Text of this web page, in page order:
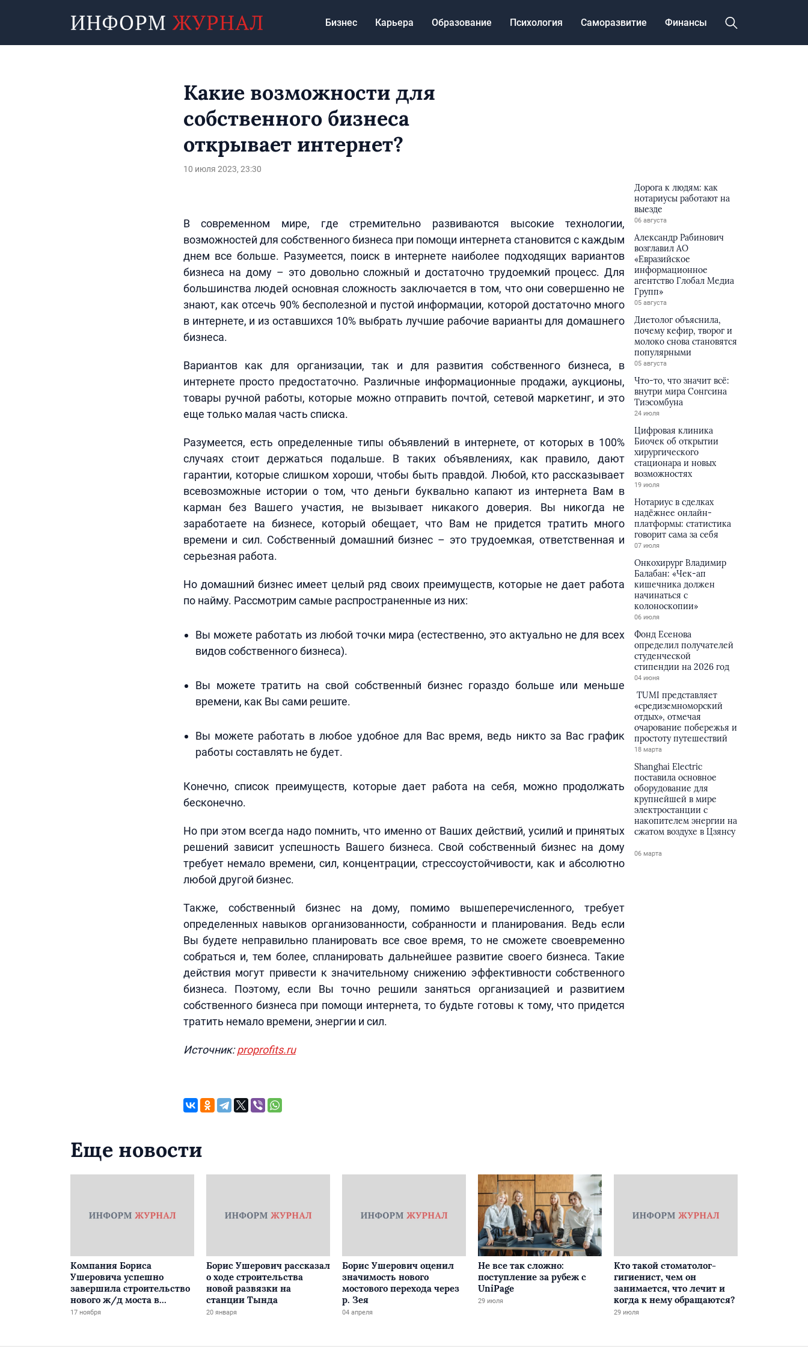
Бизнес Карьера Образование Психология Саморазвитие Финансы
Какие возможности для
собственного бизнеса
открывает интернет?
10 июля 2023, 23:30
В современном мире, где стремительно развиваются высокие технологии,
возможностей для собственного бизнеса при помощи интернета становится с каждым
днем все больше. Разумеется, поиск в интернете наиболее подходящих вариантов
бизнеса на дому – это довольно сложный и достаточно трудоемкий процесс. Для
большинства людей основная сложность заключается в том, что они совершенно не
знают, как отсечь 90% бесполезной и пустой информации, которой достаточно много
в интернете, и из оставшихся 10% выбрать лучшие рабочие варианты для домашнего
бизнеса.
Вариантов как для организации, так и для развития собственного бизнеса, в
интернете просто предостаточно. Различные информационные продажи, аукционы,
товары ручной работы, которые можно отправить почтой, сетевой маркетинг, и это
еще только малая часть списка.
Разумеется, есть определенные типы объявлений в интернете, от которых в 100%
случаях стоит держаться подальше. В таких объявлениях, как правило, дают
гарантии, которые слишком хороши, чтобы быть правдой. Любой, кто рассказывает
всевозможные истории о том, что деньги буквально капают из интернета Вам в
карман без Вашего участия, не вызывает никакого доверия. Вы никогда не
заработаете на бизнесе, который обещает, что Вам не придется тратить много
времени и сил. Собственный домашний бизнес – это трудоемкая, ответственная и
серьезная работа.
Но домашний бизнес имеет целый ряд своих преимуществ, которые не дает работа
по найму. Рассмотрим самые распространенные из них:
Вы можете работать из любой точки мира (естественно, это актуально не для всех
видов собственного бизнеса).
Вы можете тратить на свой собственный бизнес гораздо больше или меньше
времени, как Вы сами решите.
Вы можете работать в любое удобное для Вас время, ведь никто за Вас график
работы составлять не будет.
Конечно, список преимуществ, которые дает работа на себя, можно продолжать
бесконечно.
Но при этом всегда надо помнить, что именно от Ваших действий, усилий и принятых
решений зависит успешность Вашего бизнеса. Свой собственный бизнес на дому
требует немало времени, сил, концентрации, стрессоустойчивости, как и абсолютно
любой другой бизнес.
Также, собственный бизнес на дому, помимо вышеперечисленного, требует
определенных навыков организованности, собранности и планирования. Ведь если
Вы будете неправильно планировать все свое время, то не сможете своевременно
собраться и, тем более, спланировать дальнейшее развитие своего бизнеса. Такие
действия могут привести к значительному снижению эффективности собственного
бизнеса. Поэтому, если Вы точно решили заняться организацией и развитием
собственного бизнеса при помощи интернета, то будьте готовы к тому, что придется
тратить немало времени, энергии и сил.
Источник:proprofits.ru
Дорога к людям: как
нотариусы работают на
выезде
06 августа
Александр Рабинович
возглавил АО
«Евразийское
информационное
агентство Глобал Медиа
Групп»
05 августа
Диетолог объяснила,
почему кефир, творог и
молоко снова становятся
популярными
05 августа
Что-то, что значит всё:
внутри мира Сонгсина
Тиэсомбуна
24 июля
Цифровая клиника
Биочек об открытии
хирургического
стационара и новых
возможностях
19 июля
Нотариус в сделках
надёжнее онлайн-
платформы: статистика
говорит сама за себя
07 июля
Онкохирург Владимир
Балабан: «Чек-ап
кишечника должен
начинаться с
колоноскопии»
06 июля
Фонд Есенова
определил получателей
студенческой
стипендии на 2026 год
04 июня
TUMI представляет
«средиземноморский
отдых», отмечая
очарование побережья и
простоту путешествий
18 марта
Shanghai Electric
поставила основное
оборудование для
крупнейшей в мире
электростанции с
накопителем энергии на
сжатом воздухе в Цзянсу
06 марта
Еще новости
Компания Бориса
Ушеровича успешно
завершила строительство
нового ж/д моста в
Забайкалье
17 ноября
Борис Ушерович рассказал
о ходе строительства
новой развязки на
станции Тында
20 января
Борис Ушерович оценил
значимость нового
мостового перехода через
р. Зея
04 апреля
Не все так сложно:
поступление за рубеж с
UniPage
29 июля
Кто такой стоматолог-
гигиенист, чем он
занимается, что лечит и
когда к нему обращаются?
29 июля